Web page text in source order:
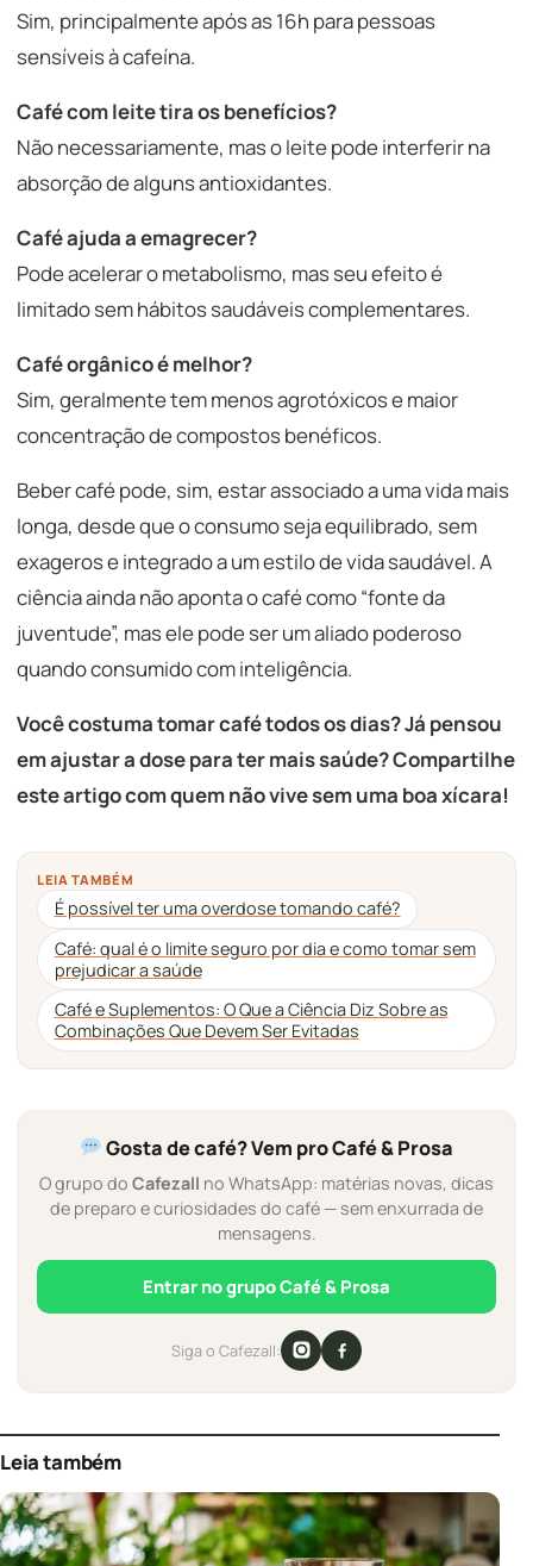
Sim, principalmente após as 16h para pessoas
sensíveis à cafeína.
Café com leite tira os benefícios?
Não necessariamente, mas o leite pode interferir na
absorção de alguns antioxidantes.
Café ajuda a emagrecer?
Pode acelerar o metabolismo, mas seu efeito é
limitado sem hábitos saudáveis complementares.
Café orgânico é melhor?
Sim, geralmente tem menos agrotóxicos e maior
concentração de compostos benéficos.
Beber café pode, sim, estar associado a uma vida mais
longa, desde que o consumo seja equilibrado, sem
exageros e integrado a um estilo de vida saudável. A
ciência ainda não aponta o café como “fonte da
juventude”, mas ele pode ser um aliado poderoso
quando consumido com inteligência.
Você costuma tomar café todos os dias? Já pensou
em ajustar a dose para ter mais saúde? Compartilhe
este artigo com quem não vive sem uma boa xícara!
LEIA TAMBÉM
É possível ter uma overdose tomando café?
Café: qual é o limite seguro por dia e como tomar sem
prejudicar a saúde
Café e Suplementos: O Que a Ciência Diz Sobre as
Combinações Que Devem Ser Evitadas
Gosta de café? Vem pro Café & Prosa
O grupo do Cafezall no WhatsApp: matérias novas, dicas
de preparo e curiosidades do café — sem enxurrada de
mensagens.
Entrar no grupo Café & Prosa
Siga o Cafezall:
Leia também